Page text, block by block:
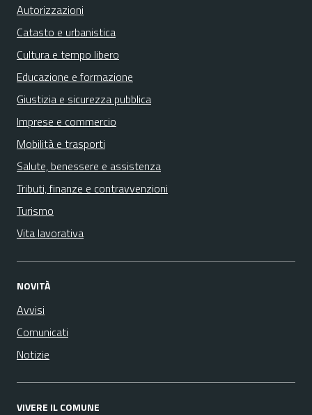
Autorizzazioni
Catasto e urbanistica
Cultura e tempo libero
Educazione e formazione
Giustizia e sicurezza pubblica
Imprese e commercio
Mobilità e trasporti
Salute, benessere e assistenza
Tributi, finanze e contravvenzioni
Turismo
Vita lavorativa
NOVITÀ
Avvisi
Comunicati
Notizie
VIVERE IL COMUNE